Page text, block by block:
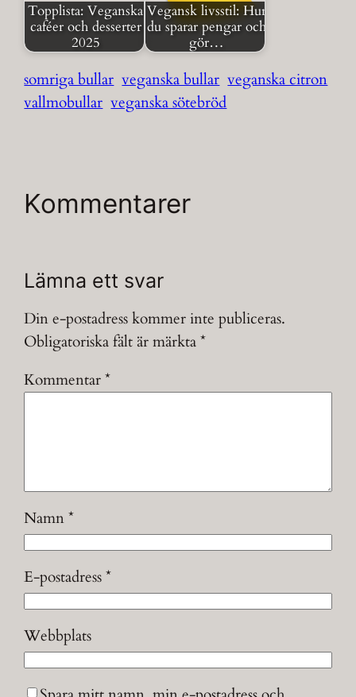
Topplista: Veganska
caféer och desserter
2025
Vegansk livsstil: Hur
du sparar pengar och
gör…
somriga bullar veganska bullar veganska citron
vallmobullar veganska sötebröd
Kommentarer
Lämna ett svar
Din e-postadress kommer inte publiceras.
Obligatoriska fält är märkta*
Kommentar*
Namn*
E-postadress*
Webbplats